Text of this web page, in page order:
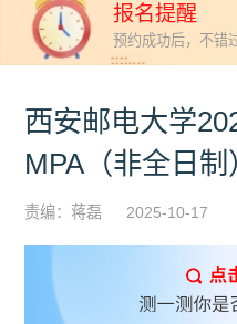
报名提醒
预约成功后，不错
西安邮电大学
MPA（非全日
责编：蒋磊 2025-10-17